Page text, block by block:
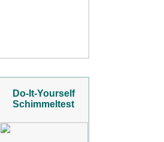
Do-It-Yourself
Schimmeltest